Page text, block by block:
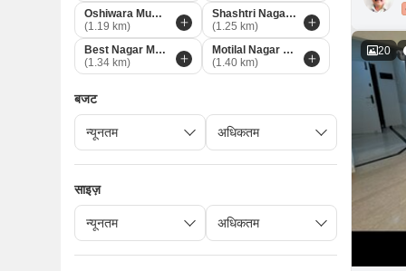
20
Oshiwara Mumbai
(1.19 km)
Shashtri Nagar Mumbai
(1.25 km)
Best Nagar Mumbai
(1.34 km)
Motilal Nagar Mumbai
(1.40 km)
बजट
साइज़